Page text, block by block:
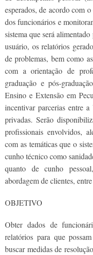
esperados, de acordo com
dos funcionários e
sistema que será
usuário, os relatórios
de problemas, bem como
com a orientação de
graduação e pós-
Ensino e Extensão em
incentivar parcerias entre
privadas. Serão
profissionais envolvidos,
com as temáticas que o
cunho técnico como
quanto de cunho
abordagem de clientes,
OBJETIVO
Obter dados de
relatórios para que
buscar medidas de